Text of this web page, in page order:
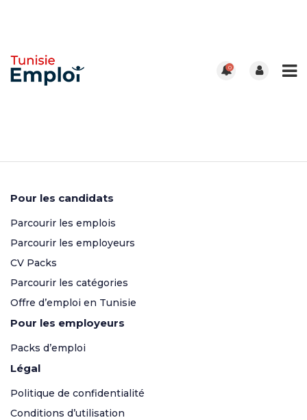
0
Pour les candidats
Parcourir les emplois
Parcourir les employeurs
CV Packs
Parcourir les catégories
Offre d’emploi en Tunisie
Pour les employeurs
Packs d’emploi
Légal
Politique de confidentialité
Conditions d’utilisation